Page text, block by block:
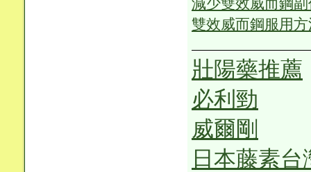
減少雙效威而鋼
雙效威而鋼服用
壯陽藥推薦
必利勁
威爾剛
日本藤素